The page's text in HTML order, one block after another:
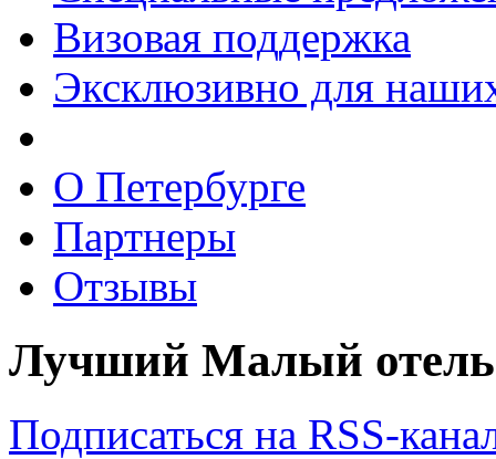
Визовая поддержка
Эксклюзивно для
О Петербурге
Партнеры
Отзывы
Лучший Малый отель
Подписаться на RSS-